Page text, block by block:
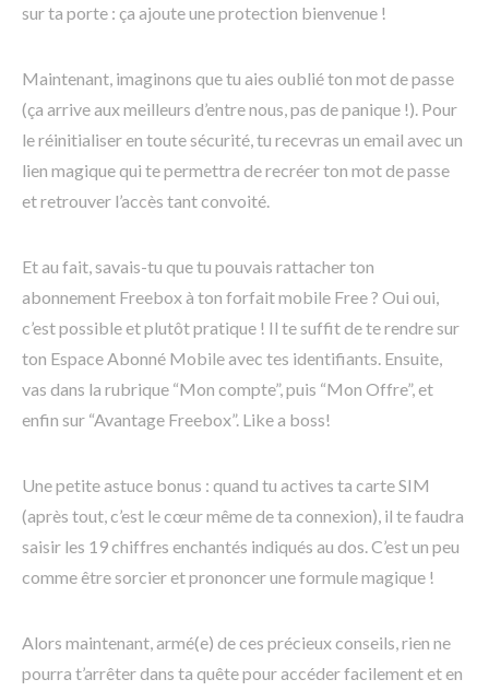
sur ta porte : ça ajoute une protection bienvenue !
Maintenant, imaginons que tu aies oublié ton mot de passe
(ça arrive aux meilleurs d’entre nous, pas de panique !). Pour
le réinitialiser en toute sécurité, tu recevras un email avec un
lien magique qui te permettra de recréer ton mot de passe
et retrouver l’accès tant convoité.
Et au fait, savais-tu que tu pouvais rattacher ton
abonnement Freebox à ton forfait mobile Free ? Oui oui,
c’est possible et plutôt pratique ! Il te suffit de te rendre sur
ton Espace Abonné Mobile avec tes identifiants. Ensuite,
vas dans la rubrique “Mon compte”, puis “Mon Offre”, et
enfin sur “Avantage Freebox”. Like a boss!
Une petite astuce bonus : quand tu actives ta carte SIM
(après tout, c’est le cœur même de ta connexion), il te faudra
saisir les 19 chiffres enchantés indiqués au dos. C’est un peu
comme être sorcier et prononcer une formule magique !
Alors maintenant, armé(e) de ces précieux conseils, rien ne
pourra t’arrêter dans ta quête pour accéder facilement et en